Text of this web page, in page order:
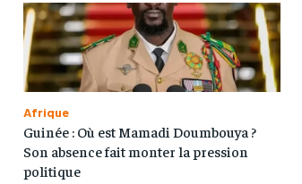
are billed
until you
are billed
until you
Afrique
Guinée : Où est Mamadi Doumbouya ?
Son absence fait monter la pression
politique